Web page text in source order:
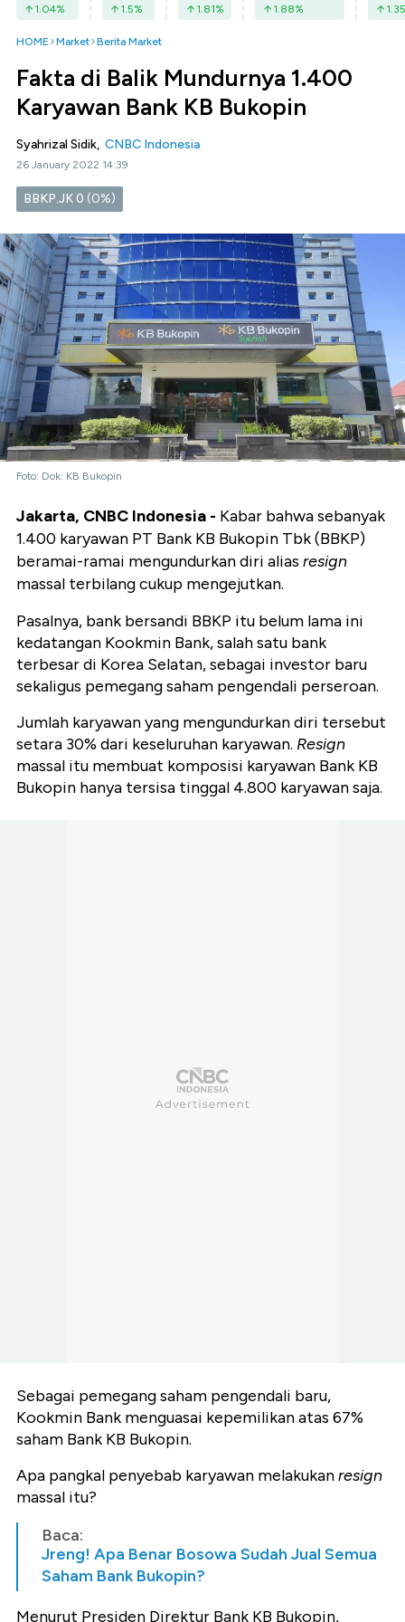
1.04% 1.5% 1.81% 1.88% 1.35
HOME Market Berita Market
Fakta di Balik Mundurnya 1.400
Karyawan Bank KB Bukopin
Syahrizal Sidik, CNBC Indonesia
26 January 2022 14:39
BBKP.JK0 (0%)
Foto: Dok: KB Bukopin
Jakarta, CNBC Indonesia - Kabar bahwa sebanyak
1.400 karyawan PT Bank KB Bukopin Tbk (BBKP)
beramai-ramai mengundurkan diri alias resign
massal terbilang cukup mengejutkan.
Pasalnya, bank bersandi BBKP itu belum lama ini
kedatangan Kookmin Bank, salah satu bank
terbesar di Korea Selatan, sebagai investor baru
sekaligus pemegang saham pengendali perseroan.
Jumlah karyawan yang mengundurkan diri tersebut
setara 30% dari keseluruhan karyawan. Resign
massal itu membuat komposisi karyawan Bank KB
Bukopin hanya tersisa tinggal 4.800 karyawan saja.
Sebagai pemegang saham pengendali baru,
Kookmin Bank menguasai kepemilikan atas 67%
saham Bank KB Bukopin.
Apa pangkal penyebab karyawan melakukanresign
massal itu?
Baca:
Jreng! Apa Benar Bosowa Sudah Jual Semua
Saham Bank Bukopin?
Menurut Presiden Direktur Bank KB Bukopin,